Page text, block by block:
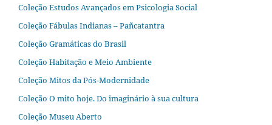
Coleção Estudos Avançados em Psicologia Social
Coleção Fábulas Indianas – Pañcatantra
Coleção Gramáticas do Brasil
Coleção Habitação e Meio Ambiente
Coleção Mitos da Pós-Modernidade
Coleção O mito hoje. Do imaginário à sua cultura
Coleção Museu Aberto